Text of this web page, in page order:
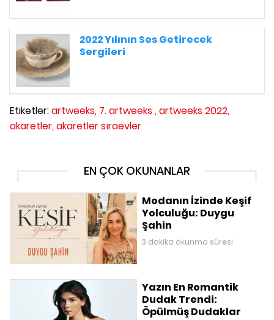
2022 Yılının Ses Getirecek
Sergileri
Etiketler:artweeks, 7. artweeks ,artweeks 2022,
akaretler,akaretler sıraevler
EN ÇOK OKUNANLAR
Modanın İzinde Keşif
Yolculuğu: Duygu
Şahin
3 dakika okunma süresi
Yazın En Romantik
Dudak Trendi:
Öpülmüş Dudaklar